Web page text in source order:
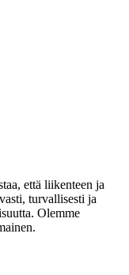
että liikenteen ja
turvallisesti ja
Olemme